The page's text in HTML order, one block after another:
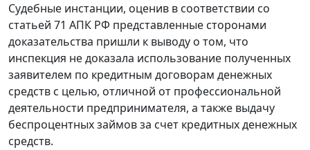
Судебные инстанции, оценив в соответствии со
статьей 71 АПК РФ представленные сторонами
доказательства пришли к выводу о том, что
инспекция не доказала использование полученных
заявителем по кредитным договорам денежных
средств с целью, отличной от профессиональной
деятельности предпринимателя, а также выдачу
беспроцентных займов за счет кредитных денежных
средств.